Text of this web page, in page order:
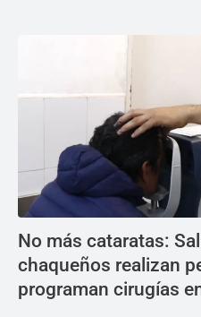
No más cataratas:
chaqueños realizan
programan cirugías